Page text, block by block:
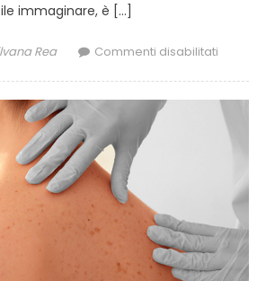
immaginare, è […]
Rea Commenti disabilitati
ecco
cosa